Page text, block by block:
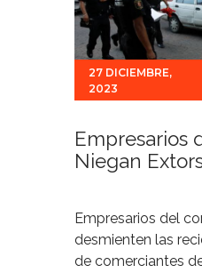
Promociones
Noticias
Para ti
27 DICIEMBRE,
2023
Empresarios
Niegan
Empresarios del
desmienten las
de comerciantes